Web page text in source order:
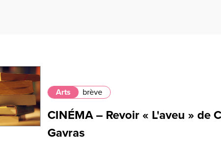
Arts brève
CINÉMA – Revoir « L'aveu » de
Gavras